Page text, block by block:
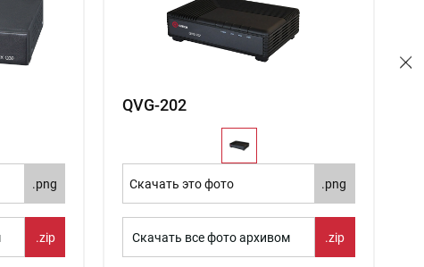
.png
.zip
QVG-202
Скачать это фото .png
Скачать все фото архивом .zip